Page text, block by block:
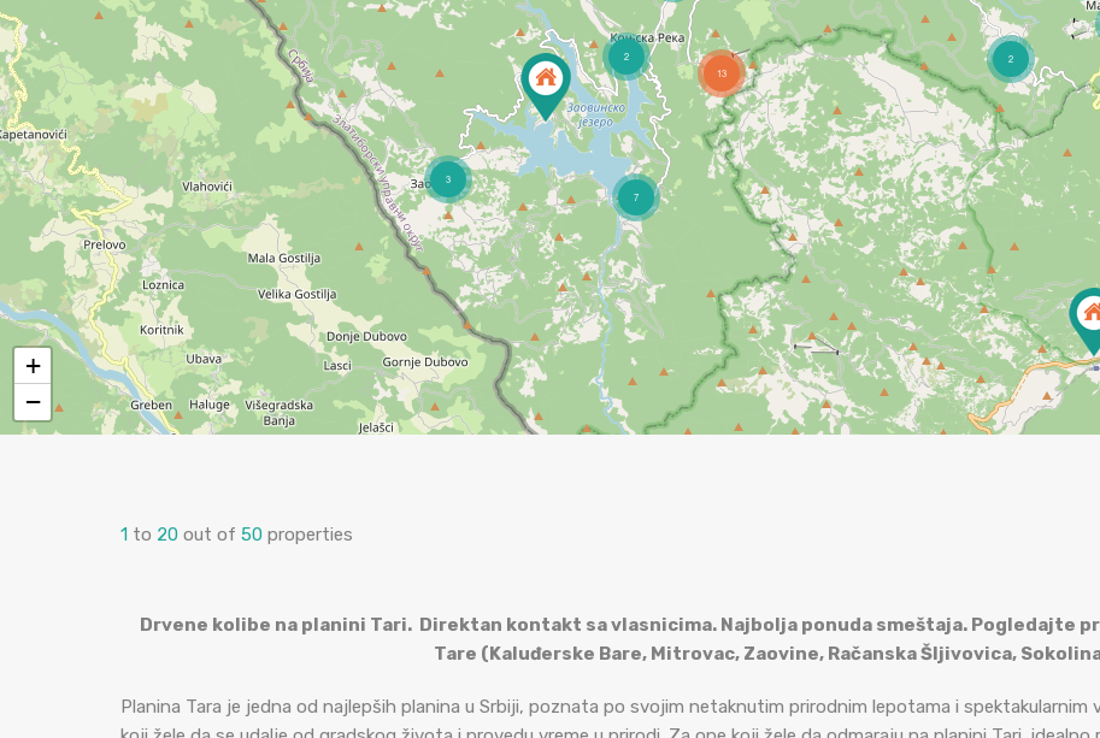
2
3
2
7
13
+
−
1 to 20 out of 50 properties
Drvene kolibe na planini Tari. Direktan kontakt sa vlasnicima. Najbolja ponuda smeštaja. Pogledajte
Tare (Kaluđerske Bare, Mitrovac, Zaovine, Račanska Šljivovica,
Planina Tara je jedna od najlepših planina u Srbiji, poznata po svojim netaknutim prirodnim lepotama i spektakularnim